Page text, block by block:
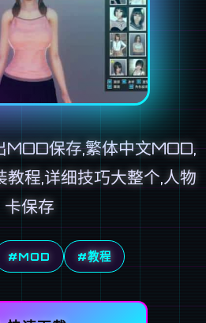
MOD保存,繁体中文MOD,
程,详细技巧大整个,人物
卡保存
#MOD #教程